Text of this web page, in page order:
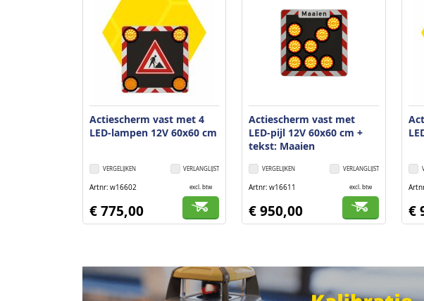
Actiescherm vast met 4
LED-lampen 12V 60x60 cm
VERLANGLIJST
VERGELIJKEN
Artnr w16602 excl. btw
€ 775,00
Actiescherm vast met
LED-pijl 12V 60x60 cm +
tekst: Maaien
VERLANGLIJST
VERGELIJKEN
Artnr w16611 excl. btw
€ 950,00 €